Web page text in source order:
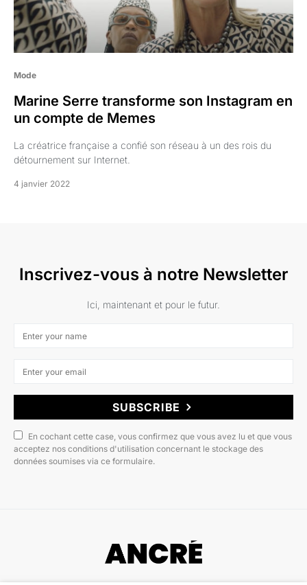
Mode
Marine Serre transforme son Instagram en
un compte de Memes
La créatrice française a confié son réseau à un des rois du
détournement sur Internet.
4 janvier 2022
Inscrivez-vous à notre Newsletter
Ici, maintenant et pour le futur.
SUBSCRIBE
En cochant cette case, vous confirmez que vous avez lu et que vous
acceptez nos conditions d'utilisation concernant le stockage des
données soumises via ce formulaire.